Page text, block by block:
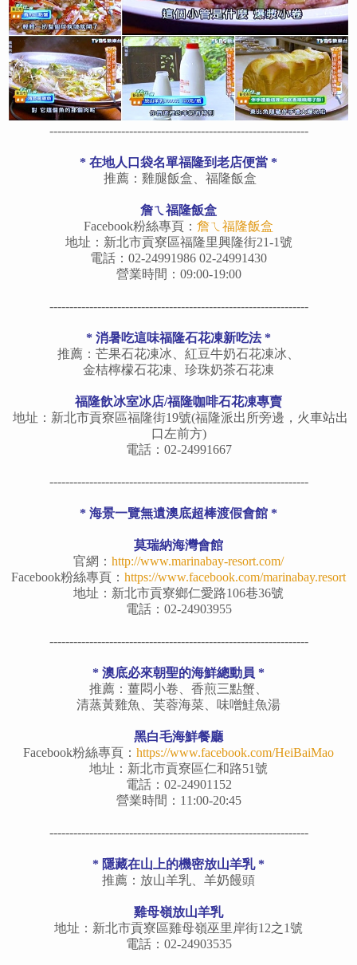
-----------------------------------------------------------------
* 在地人口袋名單福隆到老店便當 *
推薦：雞腿飯盒、福隆飯盒
詹ㄟ福隆飯盒
Facebook粉絲專頁： 詹ㄟ福隆飯盒
地址：新北市貢寮區福隆里興隆街21-1號
電話：02-24991986 02-24991430
營業時間：09:00-19:00
-----------------------------------------------------------------
* 消暑吃這味福隆石花凍新吃法*
推薦：芒果石花凍冰、紅豆牛奶石花凍冰、
金桔檸檬石花凍、珍珠奶茶石花凍
福隆飲冰室冰店/福隆咖啡石花凍專賣
地址：新北市貢寮區福隆街19號(福隆派出所旁邊，火車站出
口左前方)
電話：02-24991667
-----------------------------------------------------------------
* 海景一覽無遺澳底超棒渡假會館 *
莫瑞納海灣會館
官網： http://www.marinabay-resort.com/
Facebook粉絲專頁： https://www.facebook.com/marinabay.resort
地址：新北市貢寮鄉仁愛路106巷36號
電話：02-24903955
-----------------------------------------------------------------
* 澳底必來朝聖的海鮮總動員 *
推薦：薑悶小卷、香煎三點蟹、
清蒸黃雞魚、 芙蓉海菜、味噌鮭魚湯
黑白毛海鮮餐廳
Facebook粉絲專頁： https://www.facebook.com/HeiBaiMao
地址：新北市貢寮區仁和路51號
電話：02-24901152
營業時間：11:00-20:45
-----------------------------------------------------------------
* 隱藏在山上的機密放山羊乳*
推薦：放山羊乳、羊奶饅頭
雞母嶺放山羊乳
地址：新北市貢寮區雞母嶺巫里岸街12之1號
電話：02-24903535